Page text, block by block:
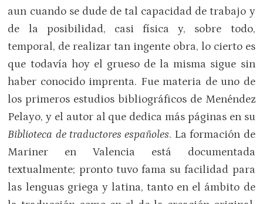
aun cuando se dude de tal capacidad de trabajo y
de la posibilidad, casi física y, sobre todo,
temporal, de realizar tan ingente obra, lo cierto es
que todavía hoy el grueso de la misma sigue sin
haber conocido imprenta. Fue materia de uno de
los primeros estudios bibliográficos de Menéndez
Pelayo, y el autor al que dedica más páginas en su
Biblioteca de traductores españoles. La formación de
Mariner en Valencia está documentada
textualmente; pronto tuvo fama su facilidad para
las lenguas griega y latina, tanto en el ámbito de